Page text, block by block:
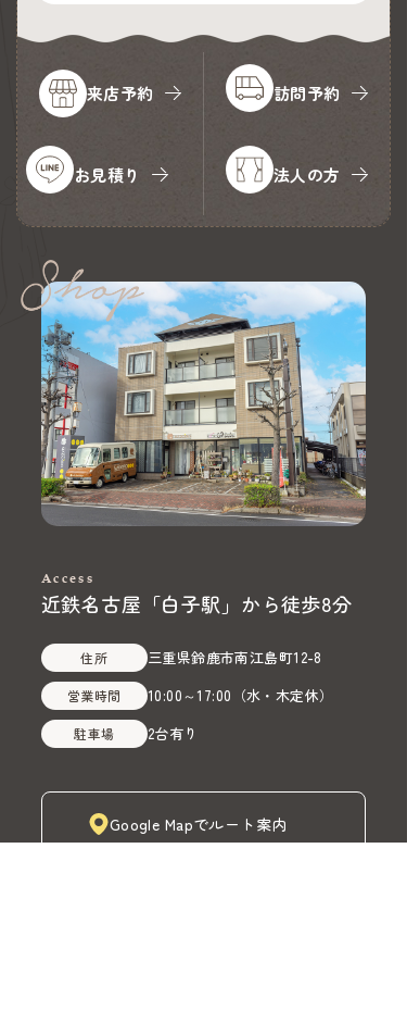
来店予約 訪問予約
お見積り 法人の方
Access
近鉄名古屋「白子駅」から徒歩8分
住所 三重県鈴鹿市南江島町12-8
営業時間 10:00～17:00 （水・木定休）
駐車場 2台有り
Google Mapでルート案内